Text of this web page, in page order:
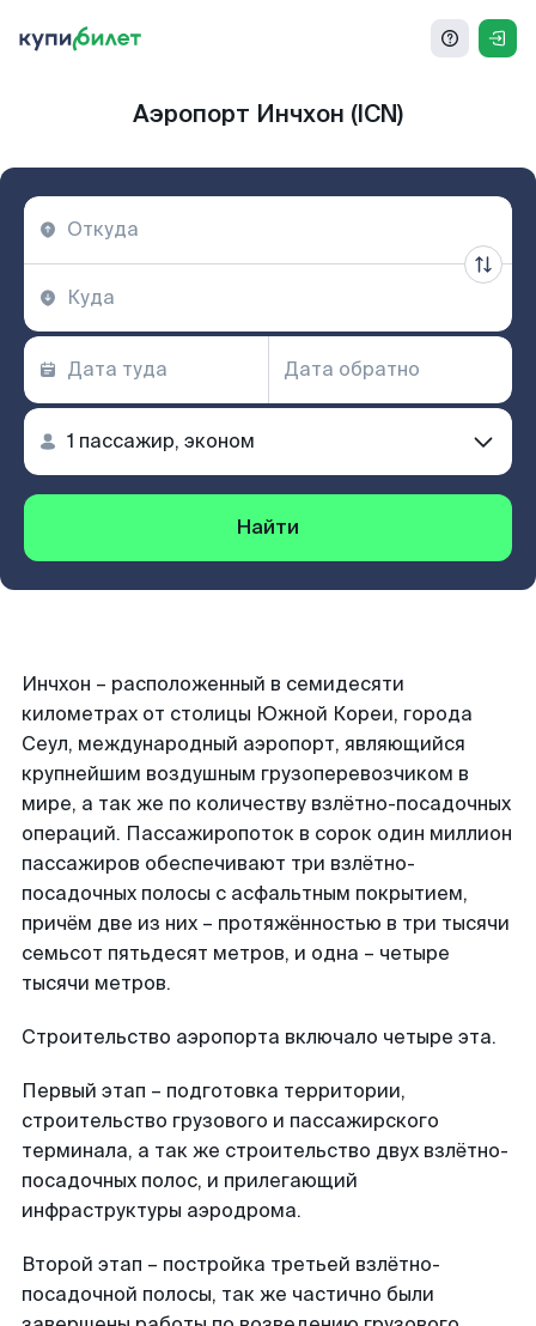
Аэропорт Инчхон (ICN)
Найти
Инчхон – расположенный в семидесяти
километрах от столицы Южной Кореи, города
Сеул, международный аэропорт, являющийся
крупнейшим воздушным грузоперевозчиком в
мире, а так же по количеству взлётно-посадочных
операций. Пассажиропоток в сорок один миллион
пассажиров обеспечивают три взлётно-
посадочных полосы с асфальтным покрытием,
причём две из них – протяжённостью в три тысячи
семьсот пятьдесят метров, и одна – четыре
тысячи метров.
Строительство аэропорта включало четыре эта.
Первый этап – подготовка территории,
строительство грузового и пассажирского
терминала, а так же строительство двух взлётно-
посадочных полос, и прилегающий
инфраструктуры аэродрома.
Второй этап – постройка третьей взлётно-
посадочной полосы, так же частично были